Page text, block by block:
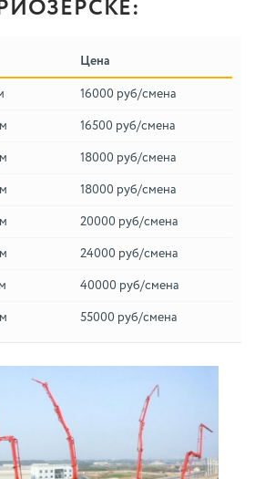
Цена
16000 руб/смена
16500 руб/смена
18000 руб/смена
18000 руб/смена
20000 руб/смена
24000 руб/смена
40000 руб/смена
55000 руб/смена